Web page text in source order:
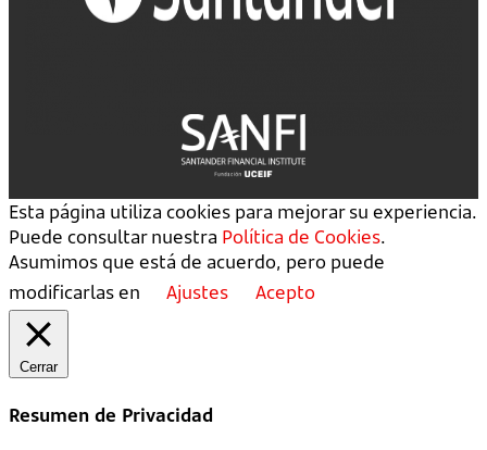
Esta página utiliza cookies para mejorar su experiencia.
Puede consultar nuestra Política de Cookies.
Asumimos que está de acuerdo, pero puede
modificarlas en
Ajustes Acepto
Cerrar
Resumen de Privacidad